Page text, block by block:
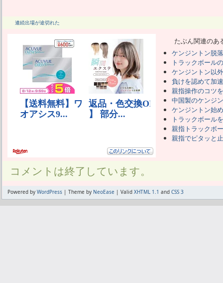
連続出場が途切れた
たぶん関連のあ
ケンジントン脱落
トラックボール
ケンジントン以
負けを認めて加
親指操作のコツ
中国製のケンジ
ケンジントン始
トラックボール
親指トラックボ
親指でピタッと
コメントは終了しています。
Powered by WordPress | Theme by NeoEase | Valid XHTML 1.1 and CSS 3